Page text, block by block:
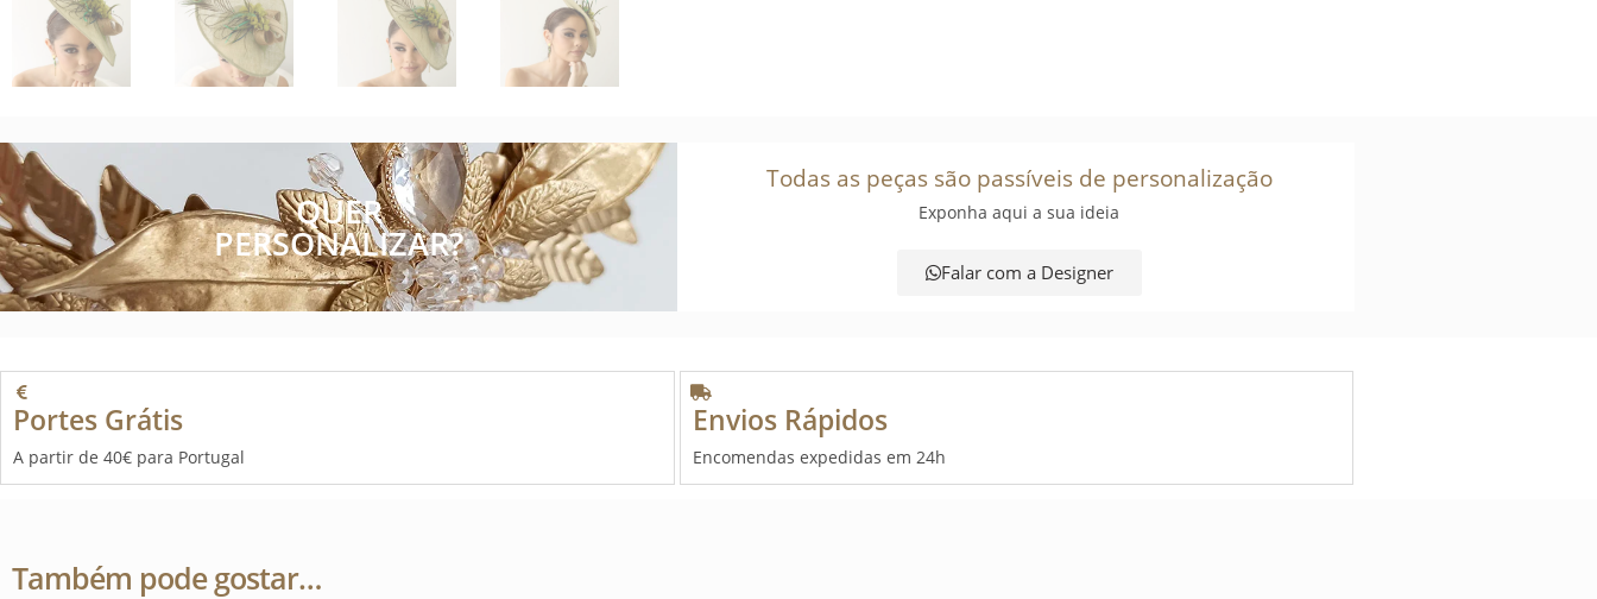
QUER
PERSONALIZAR?
Todas as peças são passíveis de personalização
Exponha aqui a sua ideia
Falar com a Designer
Portes Grátis
A partir de 40€ para Portugal
Envios Rápidos
Encomendas expedidas em 24h
Também pode gostar…